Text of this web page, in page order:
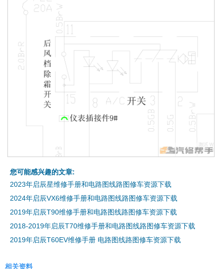
您可能感兴趣的文章:
2023年启辰星维修手册和电路图线路图修车资源下载
2024年启辰VX6维修手册和电路图线路图修车资源下载
2019年启辰T90维修手册和电路图线路图修车资源下载
2018-2019年启辰T70维修手册和电路图线路图修车资源下载
2019年启辰T60EV维修手册 电路图线路图修车资源下载
相关资料